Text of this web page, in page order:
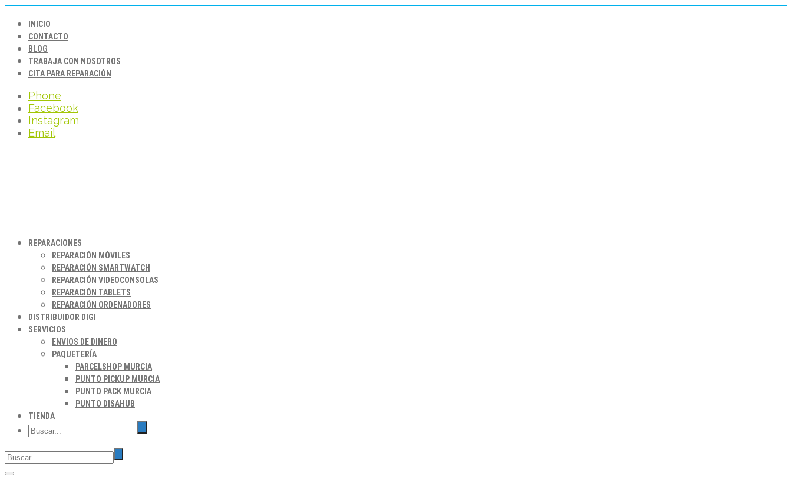
INICIO
CONTACTO
BLOG
TRABAJA CON NOSOTROS
CITA PARA REPARACIÓN
Phone
Facebook
Instagram
Email
REPARACIONES
REPARACIÓN MÓVILES
REPARACIÓN SMARTWATCH
REPARACIÓN VIDEOCONSOLAS
REPARACIÓN TABLETS
REPARACIÓN ORDENADORES
DISTRIBUIDOR DIGI
SERVICIOS
ENVIOS DE DINERO
PAQUETERÍA
PARCELSHOP MURCIA
PUNTO PICKUP MURCIA
PUNTO PACK MURCIA
PUNTO DISAHUB
TIENDA